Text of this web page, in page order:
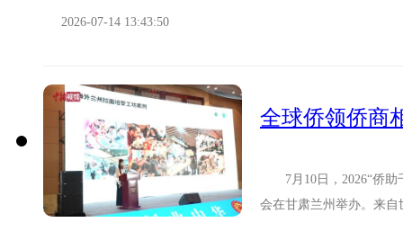
2026-07-14 13:43:50
全球侨领侨商
7月10日，2026“侨助
会在甘肃兰州举办。来